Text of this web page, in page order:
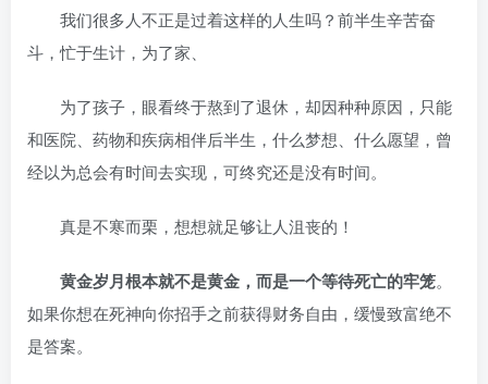
我们很多人不正是过着这样的人生吗？前半生辛苦奋
斗，忙于生计，为了家、
为了孩子，眼看终于熬到了退休，却因种种原因，只能
和医院、药物和疾病相伴后半生，什么梦想、什么愿望，曾
经以为总会有时间去实现，可终究还是没有时间。
真是不寒而栗，想想就足够让人沮丧的！
黄金岁月根本就不是黄金，而是一个等待死亡的牢笼。
如果你想在死神向你招手之前获得财务自由，缓慢致富绝不
是答案。